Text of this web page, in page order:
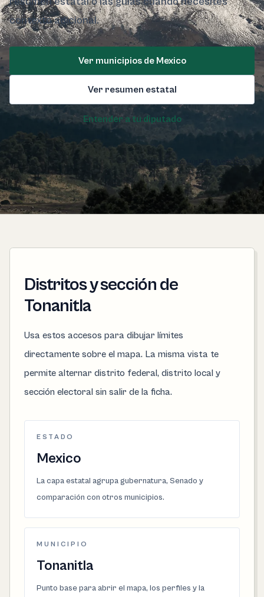
contexto adicional.
Ver municipios de Mexico
Ver resumen estatal
Entender a tu diputado
Foto de Mexico:Luis Merlos Vega / Pexels
Distritos y sección de
Tonanitla
Usa estos accesos para dibujar límites
directamente sobre el mapa. La misma vista te
permite alternar distrito federal, distrito local y
sección electoral sin salir de la ficha.
ESTADO
Mexico
La capa estatal agrupa gubernatura, Senado y
comparación con otros municipios.
MUNICIPIO
Tonanitla
Punto base para abrir el mapa, los perfiles y la